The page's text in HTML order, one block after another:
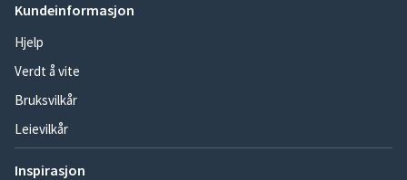
Kundeinformasjon
Hjelp
Verdt å vite
Bruksvilkår
Leievilkår
Inspirasjon